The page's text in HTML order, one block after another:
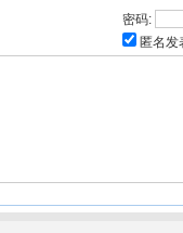
密码:
匿名发